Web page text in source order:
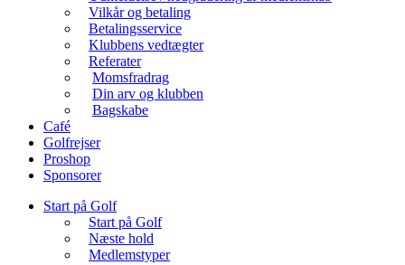
Vilkår og betaling
Betalingsservice
Klubbens vedtægter
Referater
Momsfradrag
Din arv og klubben
Bagskabe
Café
Golfrejser
Proshop
Sponsorer
Start på Golf
Start på Golf
Næste hold
Medlemstyper